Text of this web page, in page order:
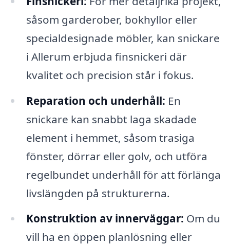
såsom garderober, bokhyllor eller
specialdesignade möbler, kan snickare
i Allerum erbjuda finsnickeri där
kvalitet och precision står i fokus.
Reparation och underhåll: En
snickare kan snabbt laga skadade
element i hemmet, såsom trasiga
fönster, dörrar eller golv, och utföra
regelbundet underhåll för att förlänga
livslängden på strukturerna.
Konstruktion av innerväggar: Om du
vill ha en öppen planlösning eller